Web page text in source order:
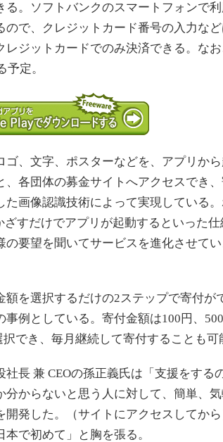
。ソフトバンクのスマートフォンで利
で、クレジットカード番号の入力な
ジットカードでのみ決済できる。なお
定。
、文字、ポスターなどを、アプリか
各団体の募金サイトへアクセスでき
た画像認識技術によって実現している
すだけでアプリが起動するといった
要望を聞いてサービスを進化させてい
を選択するだけの2ステップで寄付が
例としている。寄付金額は100円、
でき、毎月継続して寄付することも可
長 兼 CEOの孫正義氏は「支援をする
からないと思う人に対して、簡単、
発した。（サイトにアクセスしてか
で初めて」と胸を張る。